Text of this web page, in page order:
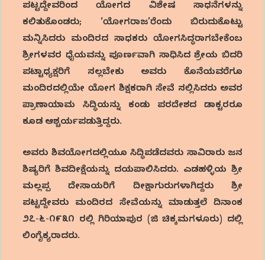
ಪಟ್ಟದ್ದೇವರಿಂದ ಯೋಗದ ವಿಶೇಷ ಸಾಧನೆಗಳನ್ನು
ಕಲಿತುಕೊಂಡರು; ‘ಯೋಗರಾಜ’ರೆಂದು ಬಿರುದುಕೊಟ್ಟು
ಮನ್ನಿಸಿದರು ಮಂದಿರದ ಸಾಧಕರು ಯೋಗಸಿದ್ಧರಾಗಬೇಕೆಂಬ
ಶ್ರೀಗಳವರ ಧೈಯವನ್ನು ಪೂರ್ಣವಾಗಿ ಸಾಧಿಸಿದ ಶ್ರೇಯ ಬಿದರಿ
ಪಟ್ಟಾಧ್ಯಕ್ಷರಿಗೆ ಸಲ್ಲಬೇಕು ಅವರು ಕೊನೆಯವರೆಗೂ
ಮಂದಿರದಲ್ಲಿಯೇ ಯೋಗ ಶಿಕ್ಷಕರಾಗಿ ಸೇವೆ ಸಲ್ಲಿಸಿದರು ಅವರ
ಪ್ರಾಣಾಯಾಮ ಸಿದ್ಧಿಯನ್ನು ಕಂಡು ಪರದೇಶದ ಡಾಕ್ಟರರೂ
ಕೂಡ ಆಶ್ಚರ್ಯಪಡುತ್ತಿದ್ದರು.
ಅವರು ಶಿವಯೋಗದಲ್ಲಿಯೂ ಸಿದ್ಧಿಪಡೆದವರು ಸಾವಿರಾರು ಜನ
ಶಿಷ್ಯರಿಗೆ ಶಿವದೀಕ್ಷೆಯನ್ನು ದಯಪಾಲಿಸಿದರು. ಎಡಹಳ್ಳಿಯ ಶ್ರೀ
ಮಲ್ಲಪ್ಪ ದೇಸಾಯರಿಗೆ ದೀಕ್ಷಾಗುರುಗಳಾಗಿದ್ದರು ಶ್ರೀ
ಪಟ್ಟದ್ದೇವರು ಮಂದಿರದ ಸೇವೆಯನ್ನು ಮಾಡುತ್ತಲೆ ದಿನಾಂಕ
೨೭-೬-೧೯೩೧ ರಲ್ಲಿ ಗಿರಿಯಾಪುರ (ಜಿ ಚಿಕ್ಕಮಗಳೂರು) ದಲ್ಲಿ
ಲಿಂಗೈಕ್ಯರಾದರು.